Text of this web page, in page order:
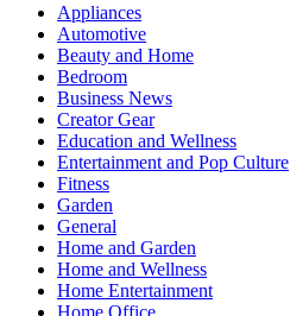
Appliances
Automotive
Beauty and Home
Bedroom
Business News
Creator Gear
Education and Wellness
Entertainment and Pop Culture
Fitness
Garden
General
Home and Garden
Home and Wellness
Home Entertainment
Home Office